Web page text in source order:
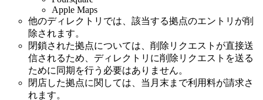
Apple Maps
他のディレクトリでは、該当する拠点のエントリが削
除されます。
閉鎖された拠点については、削除リクエストが直接送
信されるため、ディレクトリに削除リクエストを送る
ために同期を行う必要はありません。
閉店した拠点に関しては、当月末まで利用料が請求さ
れます。